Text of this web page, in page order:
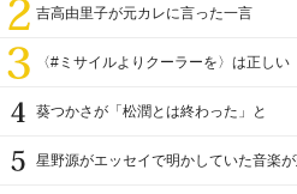
吉高由里子が元カレに言った一言
〈#ミサイルよりクーラーを〉は正し
葵つかさが「松潤とは終わった」と
星野源がエッセイで明かしていた音楽